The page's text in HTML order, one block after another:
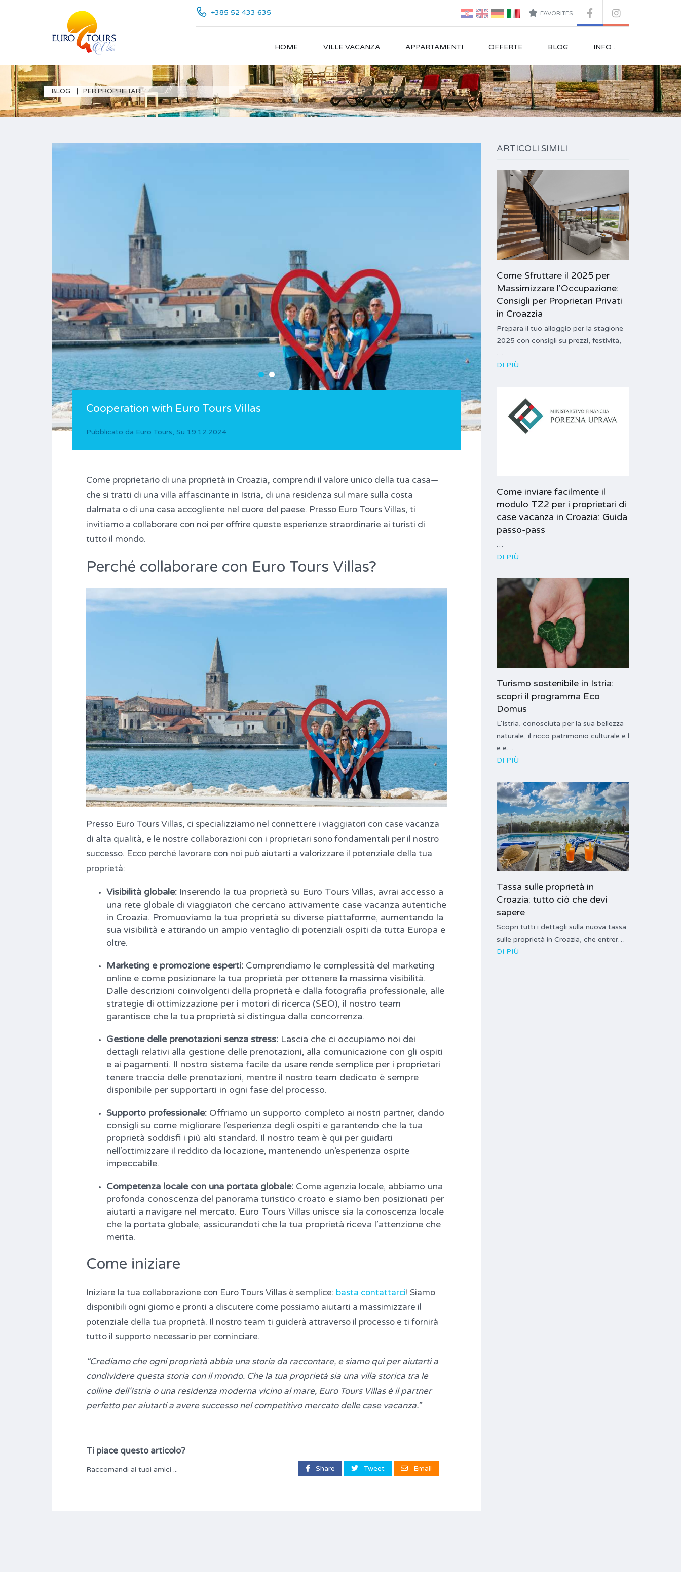
FAVORITES
+385 52 433 635
HOME VILLE VACANZA APPARTAMENTI OFFERTE BLOG INFO ..
BLOG PER PROPRIETARI
Cooperation with Euro Tours Villas
Pubblicato da Euro Tours, Su 19.12.2024
Come proprietario di una proprietà in Croazia, comprendi il valore unico della tua casa—
che si tratti di una villa affascinante in Istria, di una residenza sul mare sulla costa
dalmata o di una casa accogliente nel cuore del paese. Presso Euro Tours Villas, ti
invitiamo a collaborare con noi per offrire queste esperienze straordinarie ai turisti di
tutto il mondo.
Perché collaborare con Euro Tours Villas?
Presso Euro Tours Villas, ci specializziamo nel connettere i viaggiatori con case vacanza
di alta qualità, e le nostre collaborazioni con i proprietari sono fondamentali per il nostro
successo. Ecco perché lavorare con noi può aiutarti a valorizzare il potenziale della tua
proprietà:
Visibilità globale: Inserendo la tua proprietà su Euro Tours Villas, avrai accesso a
una rete globale di viaggiatori che cercano attivamente case vacanza autentiche
in Croazia. Promuoviamo la tua proprietà su diverse piattaforme, aumentando la
sua visibilità e attirando un ampio ventaglio di potenziali ospiti da tutta Europa e
oltre.
Marketing e promozione esperti: Comprendiamo le complessità del marketing
online e come posizionare la tua proprietà per ottenere la massima visibilità.
Dalle descrizioni coinvolgenti della proprietà e dalla fotografia professionale, alle
strategie di ottimizzazione per i motori di ricerca (SEO), il nostro team
garantisce che la tua proprietà si distingua dalla concorrenza.
Gestione delle prenotazioni senza stress: Lascia che ci occupiamo noi dei
dettagli relativi alla gestione delle prenotazioni, alla comunicazione con gli ospiti
e ai pagamenti. Il nostro sistema facile da usare rende semplice per i proprietari
tenere traccia delle prenotazioni, mentre il nostro team dedicato è sempre
disponibile per supportarti in ogni fase del processo.
Supporto professionale: Offriamo un supporto completo ai nostri partner, dando
consigli su come migliorare l’esperienza degli ospiti e garantendo che la tua
proprietà soddisfi i più alti standard. Il nostro team è qui per guidarti
nell’ottimizzare il reddito da locazione, mantenendo un’esperienza ospite
impeccabile.
Competenza locale con una portata globale: Come agenzia locale, abbiamo una
profonda conoscenza del panorama turistico croato e siamo ben posizionati per
aiutarti a navigare nel mercato. Euro Tours Villas unisce sia la conoscenza locale
che la portata globale, assicurandoti che la tua proprietà riceva l’attenzione che
merita.
Come iniziare
Iniziare la tua collaborazione con Euro Tours Villas è semplice: basta contattarci! Siamo
disponibili ogni giorno e pronti a discutere come possiamo aiutarti a massimizzare il
potenziale della tua proprietà. Il nostro team ti guiderà attraverso il processo e ti fornirà
tutto il supporto necessario per cominciare.
“Crediamo che ogni proprietà abbia una storia da raccontare, e siamo qui per aiutarti a
condividere questa storia con il mondo. Che la tua proprietà sia una villa storica tra le
colline dell'Istria o una residenza moderna vicino al mare, Euro Tours Villas è il partner
perfetto per aiutarti a avere successo nel competitivo mercato delle case vacanza.”
Ti piace questo articolo?
Raccomandi ai tuoi amici ... Share Tweet Email
ARTICOLI SIMILI
Come Sfruttare il 2025 per
Massimizzare l'Occupazione:
Consigli per Proprietari Privati
in Croazzia
Prepara il tuo alloggio per la stagione
2025 con consigli su prezzi, festività,
…
DI PIÙ
Come inviare facilmente il
modulo TZ2 per i proprietari di
case vacanza in Croazia: Guida
passo-pass
…
DI PIÙ
Turismo sostenibile in Istria:
scopri il programma Eco
Domus
L'Istria, conosciuta per la sua bellezza
naturale, il ricco patrimonio culturale e l
e e…
DI PIÙ
Tassa sulle proprietà in
Croazia: tutto ciò che devi
sapere
Scopri tutti i dettagli sulla nuova tassa
sulle proprietà in Croazia, che entrer…
DI PIÙ